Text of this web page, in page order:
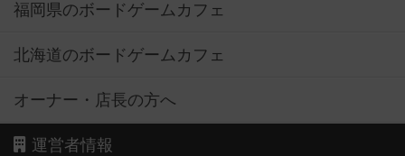
福岡県のボードゲームカフェ
北海道のボードゲームカフェ
オーナー・店長の方へ
運営者情報